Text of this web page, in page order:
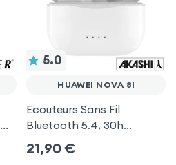
5.0
HUAWEI NOVA 8I
Ecouteurs Sans Fil
Bluetooth 5.4, 30h
d'autonomie, Son Stéréo,
Akashi - Blanc pour
21,90 €